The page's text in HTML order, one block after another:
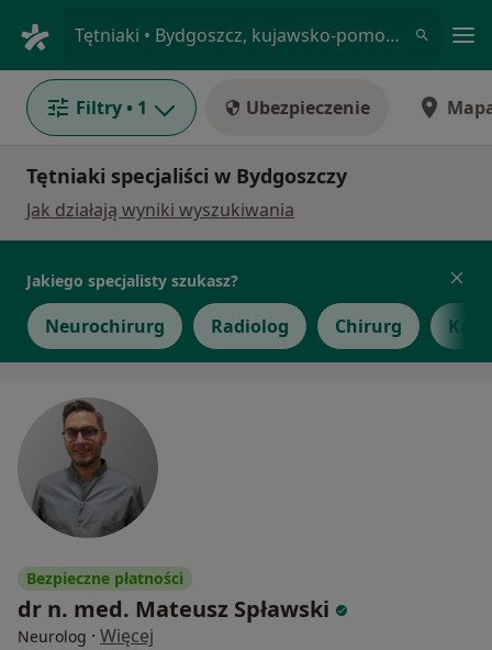
Tętniaki • Bydgoszcz, kujawsko-pomorskie
Filtry • 1 Ubezpieczenie
Tętniaki specjaliści w Bydgoszczy
Jak działają wyniki wyszukiwania
Jakiego specjalisty szukasz?
Neurochirurg Radiolog Chirurg
Bezpieczne płatności
dr n. med. Mateusz Spławski
Neurolog · Więcej